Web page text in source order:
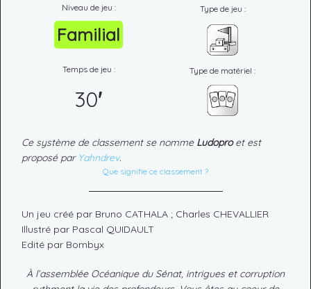
Niveau de jeu :
Familial
Type de jeu :
Temps de jeu :
30'
Type de matériel :
Ce système de classement se nomme Ludoproet est
proposé par Yahndrev.
Que signifie ce classement ?
Un jeu créé par Bruno CATHALA ; Charles CHEVALLIER
Illustré par Pascal QUIDAULT
Edité par Bombyx
À l’assemblée Océanique du Sénat, intrigues et corruption